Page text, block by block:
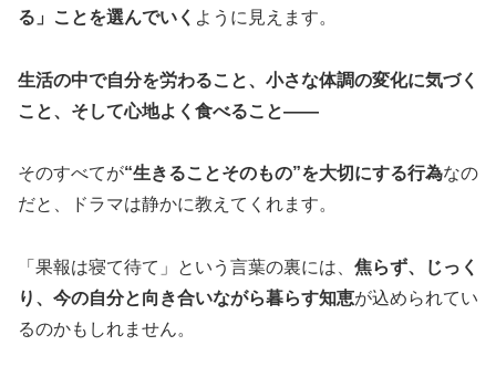
る」ことを選んでいく ように見えます。
生活の中で自分を労わること、小さな体調の変化に気づく
こと、そして心地よく食べること――
そのすべてが“生きることそのもの”を大切にする行為なの
だと、ドラマは静かに教えてくれます。
「果報は寝て待て」という言葉の裏には、 焦らず、じっく
り、今の自分と向き合いながら暮らす知恵が込められてい
るのかもしれません。